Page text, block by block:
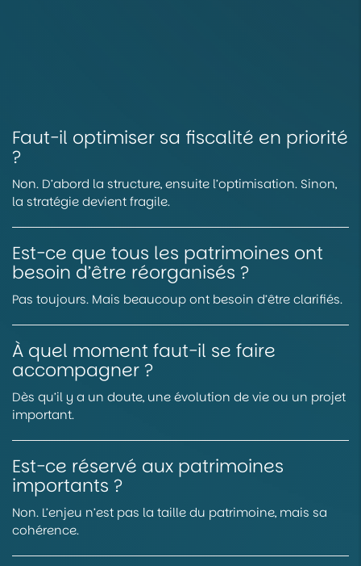
Faut-il optimiser sa fiscalité en priorité
?
Non. D’abord la structure, ensuite l’optimisation. Sinon,
la stratégie devient fragile.
Est-ce que tous les patrimoines ont
besoin d’être réorganisés ?
Pas toujours. Mais beaucoup ont besoin d’être clarifiés.
À quel moment faut-il se faire
accompagner ?
Dès qu’il y a un doute, une évolution de vie ou un projet
important.
Est-ce réservé aux patrimoines
importants ?
Non. L’enjeu n’est pas la taille du patrimoine, mais sa
cohérence.